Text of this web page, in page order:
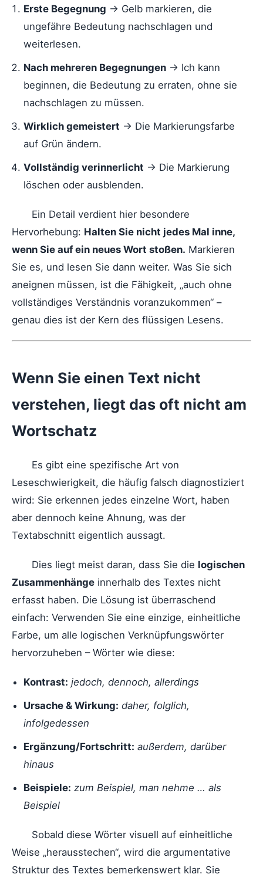
Erste Begegnung → Gelb markieren, die
ungefähre Bedeutung nachschlagen und
weiterlesen.
Nach mehreren Begegnungen → Ich kann
beginnen, die Bedeutung zu erraten, ohne sie
nachschlagen zu müssen.
Wirklich gemeistert → Die Markierungsfarbe
auf Grün ändern.
Vollständig verinnerlicht → Die Markierung
löschen oder ausblenden.
Ein Detail verdient hier besondere
Hervorhebung: Halten Sie nicht jedes Mal inne,
wenn Sie auf ein neues Wort stoßen. Markieren
Sie es, und lesen Sie dann weiter. Was Sie sich
aneignen müssen, ist die Fähigkeit, „auch ohne
vollständiges Verständnis voranzukommen“ –
genau dies ist der Kern des flüssigen Lesens.
Wenn Sie einen Text nicht
verstehen, liegt das oft nicht am
Wortschatz
Es gibt eine spezifische Art von
Leseschwierigkeit, die häufig falsch diagnostiziert
wird: Sie erkennen jedes einzelne Wort, haben
aber dennoch keine Ahnung, was der
Textabschnitt eigentlich aussagt.
Dies liegt meist daran, dass Sie die logischen
Zusammenhänge innerhalb des Textes nicht
erfasst haben. Die Lösung ist überraschend
einfach: Verwenden Sie eine einzige, einheitliche
Farbe, um alle logischen Verknüpfungswörter
hervorzuheben – Wörter wie diese:
Kontrast: jedoch, dennoch, allerdings
Ursache & Wirkung: daher, folglich,
infolgedessen
Ergänzung/Fortschritt: außerdem, darüber
hinaus
Beispiele: zum Beispiel, man nehme … als
Beispiel
Sobald diese Wörter visuell auf einheitliche
Weise „herausstechen“, wird die argumentative
Struktur des Textes bemerkenswert klar. Sie